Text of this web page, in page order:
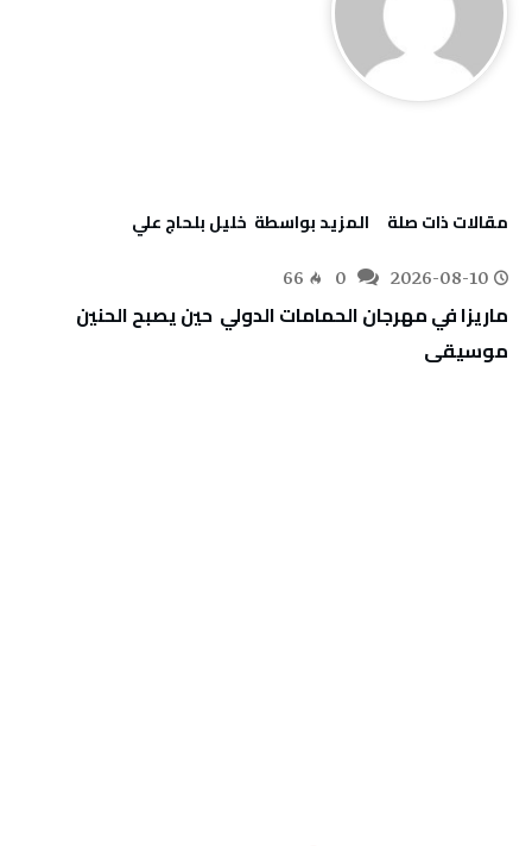
‫مقالات ذات صلة‬ ‫‫المزيد بواسطة‬ ‬ خليل‭ ‬بلحاج‭ ‬علي
2026-08-10
66
‬موسيقى